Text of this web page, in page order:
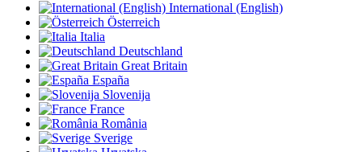
International (English)
Österreich
Italia
Deutschland
Great Britain
España
Slovenija
France
România
Sverige